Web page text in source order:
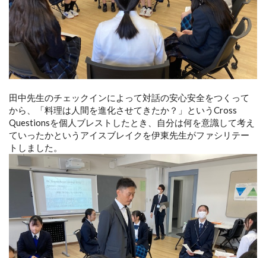
田中先生のチェックインによって対話の安心安全をつくって
から、「料理は人間を進化させてきたか？」というCross
Questionsを個人ブレストしたとき、自分は何を意識して考え
ていったかというアイスブレイクを伊東先生がファシリテー
トしました。